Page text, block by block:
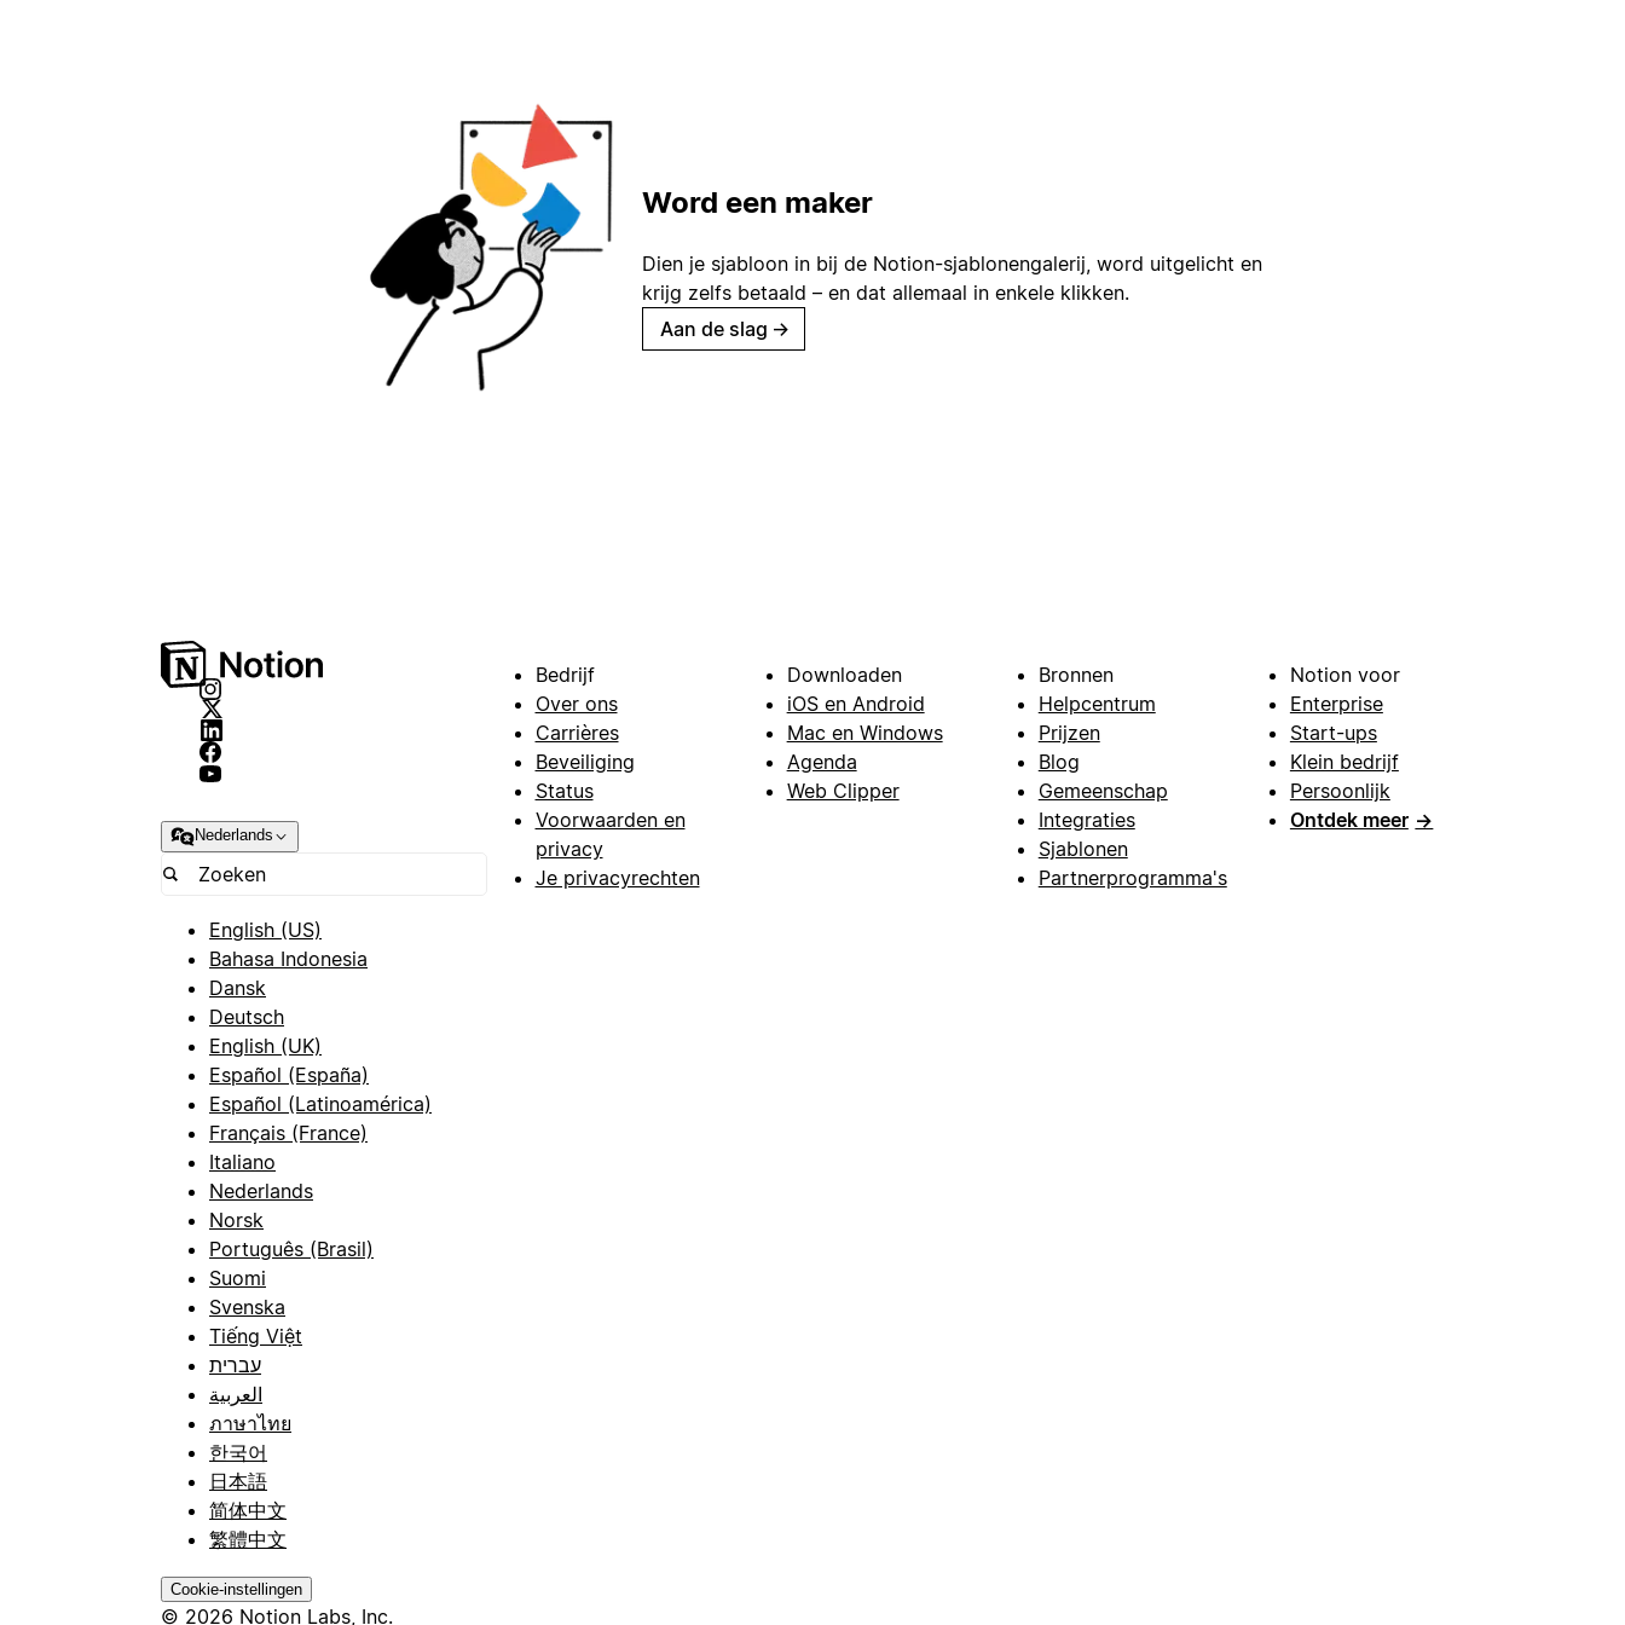
Word een maker
Dien je sjabloon in bij de Notion-sjablonengalerij, word uitgelicht en
krijg zelfs betaald – en dat allemaal in enkele klikken.
Aan de slag →
Nederlands
English (US)
Bahasa Indonesia
Dansk
Deutsch
English (UK)
Español (España)
Español (Latinoamérica)
Français (France)
Italiano
Nederlands
Norsk
Português (Brasil)
Suomi
Svenska
Tiếng Việt
עברית
العربية
ภาษาไทย
한국어
日本語
简体中文
繁體中文
Cookie-instellingen
© 2026 Notion Labs, Inc.
Bedrijf
Over ons
Carrières
Beveiliging
Status
Voorwaarden en
privacy
Je privacyrechten
Downloaden
iOS en Android
Mac en Windows
Agenda
Web Clipper
Bronnen
Helpcentrum
Prijzen
Blog
Gemeenschap
Integraties
Sjablonen
Partnerprogramma's
Notion voor
Enterprise
Start-ups
Klein bedrijf
Persoonlijk
Ontdek meer →